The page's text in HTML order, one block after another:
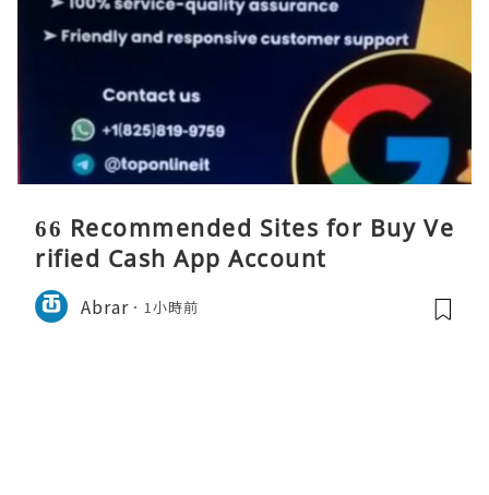
66 Recommended Sites for Buy Ve
rified Cash App Account
Abrar 1小時前